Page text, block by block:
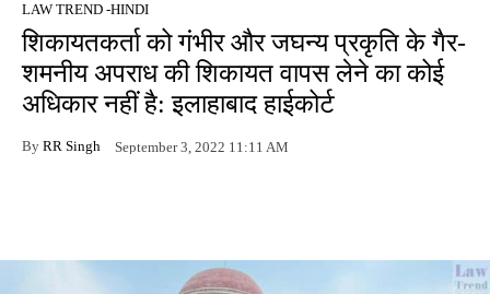
LAW TREND -HINDI
शिकायतकर्ता को गंभीर और जघन्य प्रकृति के गैर-
शमनीय अपराध की शिकायत वापस लेने का कोई
अधिकार नहीं है: इलाहाबाद हाईकोर्ट
By RR Singh September 3, 2022 11:11 AM